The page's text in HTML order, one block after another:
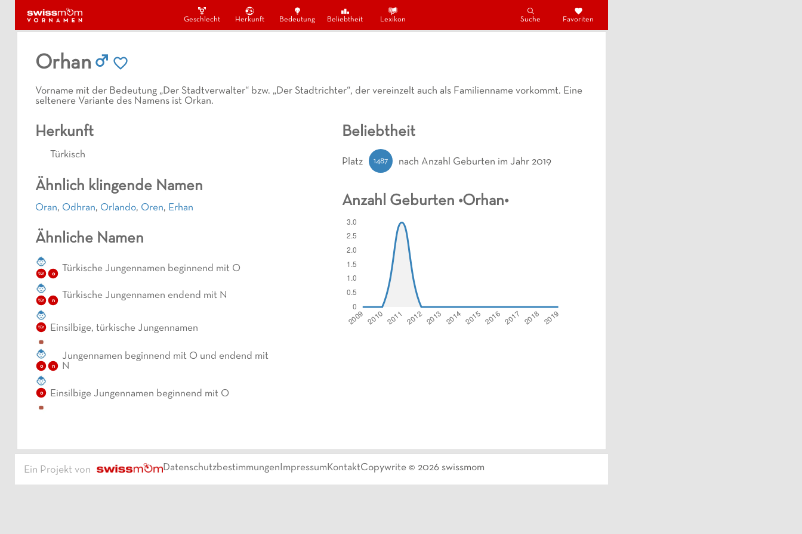
Geschlecht Herkunft Bedeutung Beliebtheit Lexikon Suche Favoriten
Orhan
Vorname mit der Bedeutung „Der Stadtverwalter“ bzw. „Der Stadtrichter“, der vereinzelt auch als Familienname vorkommt. Eine
seltenere Variante des Namens ist Orkan.
Herkunft
Türkisch
Ähnlich klingende Namen
Oran, Odhran, Orlando, Oren, Erhan
Ähnliche Namen
tür o Türkische Jungennamen beginnend mit O
tür n Türkische Jungennamen endend mit N
tür Einsilbige, türkische Jungennamen
o n
Jungennamen beginnend mit O und endend mit
N
o Einsilbige Jungennamen beginnend mit O
Beliebtheit
Platz 1487 nach Anzahl Geburten im Jahr 2019
Anzahl Geburten •Orhan•
Ein Projekt von DatenschutzbestimmungenImpressumKontaktCopywrite © 2026 swissmom